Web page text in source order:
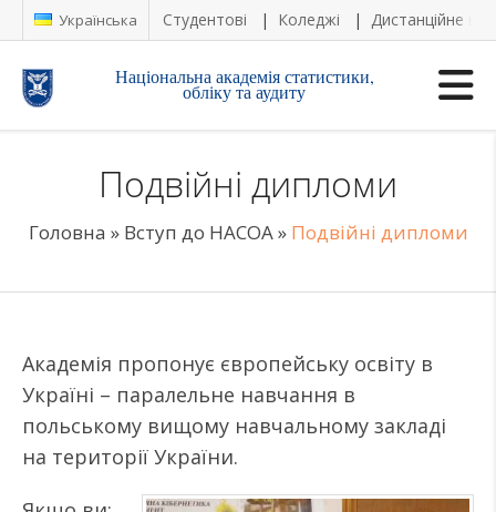
Українська Студентові Коледжі Дистанційне
Національна академія статистики,
обліку та аудиту
Подвійні дипломи
Головна » Вступ до НАСОА» Подвійні дипломи
Академія пропонує європейську освіту в
Україні – паралельне навчання в
польському вищому навчальному закладі
на території України.